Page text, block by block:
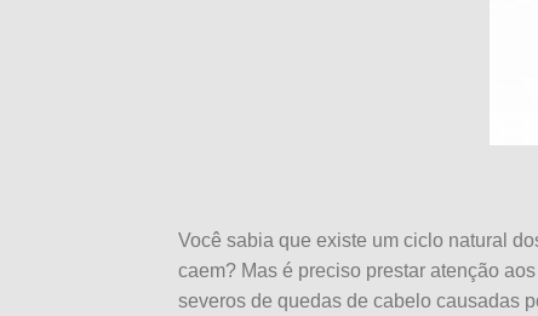
Você sabia que existe um ciclo natural
caem? Mas é preciso prestar atenção
severos de quedas de cabelo causadas